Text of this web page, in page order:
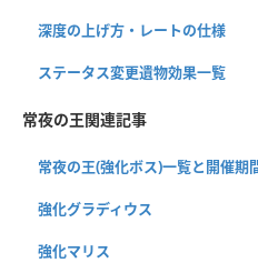
深度の上げ方・レートの仕様
ステータス変更遺物効果一覧
常夜の王関連記事
常夜の王(強化ボス)一覧と開催期
強化グラディウス
強化マリス